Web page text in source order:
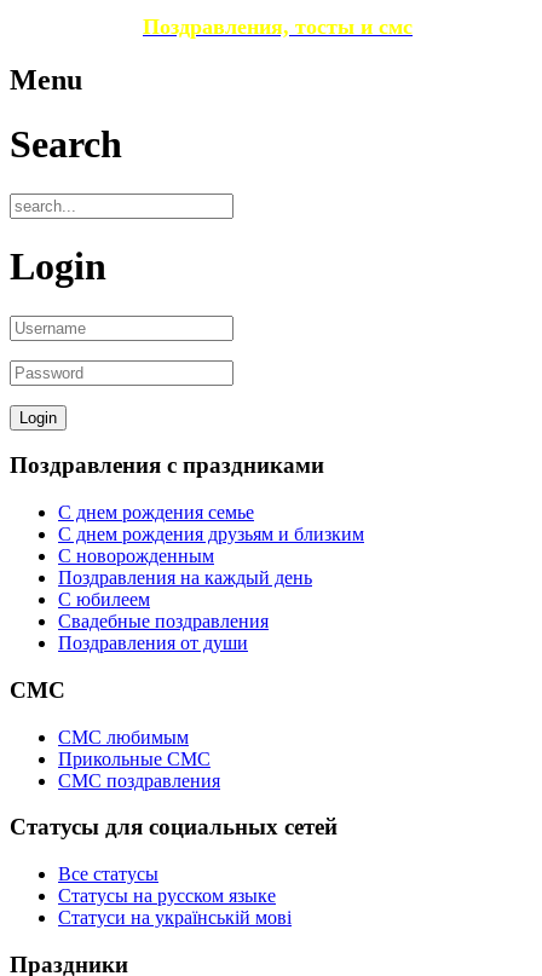
Поздравления, тосты и смс
Menu
Search
Login
Поздравления с праздниками
С днем рождения семье
С днем рождения друзьям и близким
C новорожденным
Поздравления на каждый день
С юбилеем
Свадебные поздравления
Поздравления от души
СМС
СМС любимым
Прикольные СМС
СМС поздравления
Статусы для социальных сетей
Все статусы
Статусы на русском языке
Статуси на українській мові
Праздники